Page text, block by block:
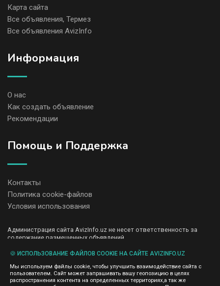
Карта сайта
Все объявления, Термез
Все объявления AvizInfo
Информация
О нас
Как создать объявление
Рекомендации
Помощь и Поддержка
Контакты
Политика cookie-файлов
Условия использования
Администрация сайта AvizInfo.uz не несет ответственность за
содержание размещенных объявлений.
передаем и не продаем личную информацию зарегистрированных
правила конфиденциальности сайтов на которые ссылается
AvizInfo.uz. На некоторых страницах нашего сайта представлена
🍪 ИСПОЛЬЗОВАНИЕ ФАЙЛОВ COOKIE НА САЙТЕ AVIZINFO.UZ
Мы используем файлы cookie, чтобы улучшить взаимодействие сайта с
пользователем. Сайт может запрашивать вашу геопозицию в целях
распространения контента на определенных территориях,а так же